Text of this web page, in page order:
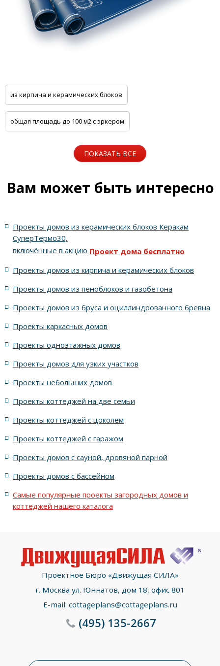
из кирпича и керамических блоков
общая площадь до 100 м2 с эркером
общая площадь до 100 м2 с цоколем
С цоколем С гаражом 6 спален с котельной
5 спален с цоколем и террасой
7 спален с крышей шале 5 спален и террасой
жилых в стиле Райта с 5 комнатами
жилых в английском стиле
жилых в современном стиле с террасой
с террасой и 6 комнатами
ПОКАЗАТЬ ВСЕ
Вам может быть интересно
Проекты домов из керамических блоков Керакам
СуперТермо30,
включённые в акциюПроект дома бесплатно
Проекты домов из кирпича и керамических блоков
Проекты домов из пеноблоков и газобетона
Проекты домов из бруса и оциллиндрованного бревна
Проекты каркасных домов
Проекты одноэтажных домов
Проекты домов для узких участков
Проекты небольших домов
Проекты коттеджей на две семьи
Проекты коттеджей с цоколем
Проекты коттеджей с гаражом
Проекты домов с сауной, дровяной парной
Проекты домов с бассейном
Самые популярные проекты загородных домов и
коттеджей нашего каталога
Проектное Бюро «Движущая СИЛА»
г. Москва ул. Юннатов, дом 18, офис 801
E-mail: cottageplans@cottageplans.ru
(495)135-2667